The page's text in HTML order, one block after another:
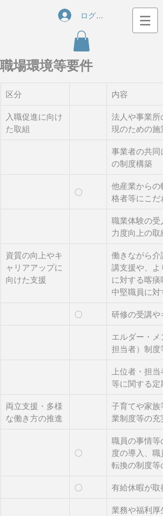
ログイン
職場環境等要件
区分 内容
入職促進に向け
た取組
法人や事業
現のための
事業者の共
の制度構築
〇
他産業から
格者等にこ
職業体験の
力度向上の取
資質の向上やキ
ャリアアップに
向けた支援
働きながら
講支援や、
に対する喀
中堅職員に
〇 研修の受講
エルダー・
担当者）制度
上位者・担
等に関する
両立支援・多様
な働き方の推進
子育てや家
業制度等の
〇
職員の事情
度の導入、
転換の制度等
〇 有給休暇が
業務や福利